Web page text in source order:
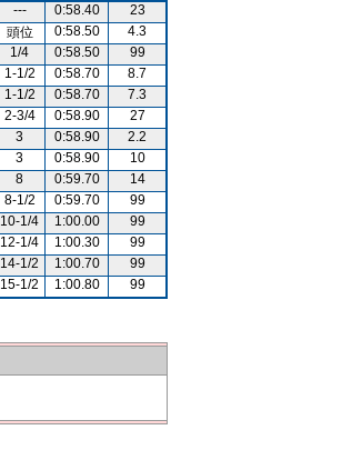
--- 0:58.40
23
頭位 0:58.50
4.3
1/4 0:58.50
99
1-1/2 0:58.70
8.7
1-1/2 0:58.70
7.3
2-3/4 0:58.90
27
3 0:58.90
2.2
3 0:58.90
10
8 0:59.70
14
8-1/2 0:59.70
99
10-1/4 1:00.00
99
12-1/4 1:00.30
99
14-1/2 1:00.70
99
15-1/2 1:00.80 99